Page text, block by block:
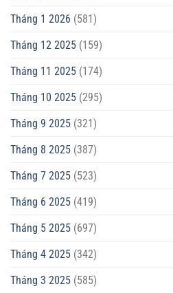
Tháng 1 2026 (581)
Tháng 12 2025 (159)
Tháng 11 2025 (174)
Tháng 10 2025 (295)
Tháng 9 2025 (321)
Tháng 8 2025 (387)
Tháng 7 2025 (523)
Tháng 6 2025 (419)
Tháng 5 2025 (697)
Tháng 4 2025 (342)
Tháng 3 2025 (585)